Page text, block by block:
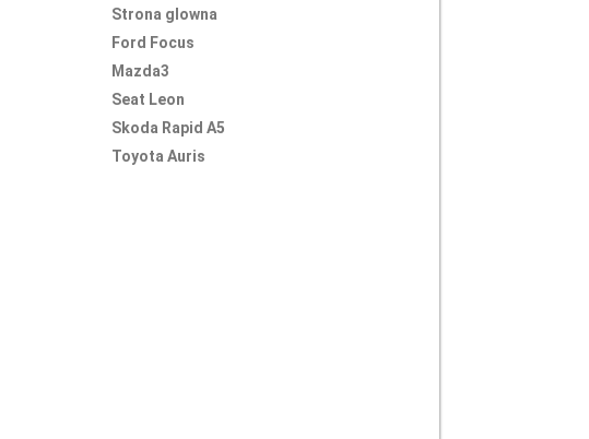
Strona glowna
Ford Focus
Mazda3
Seat Leon
Skoda Rapid A5
Toyota Auris